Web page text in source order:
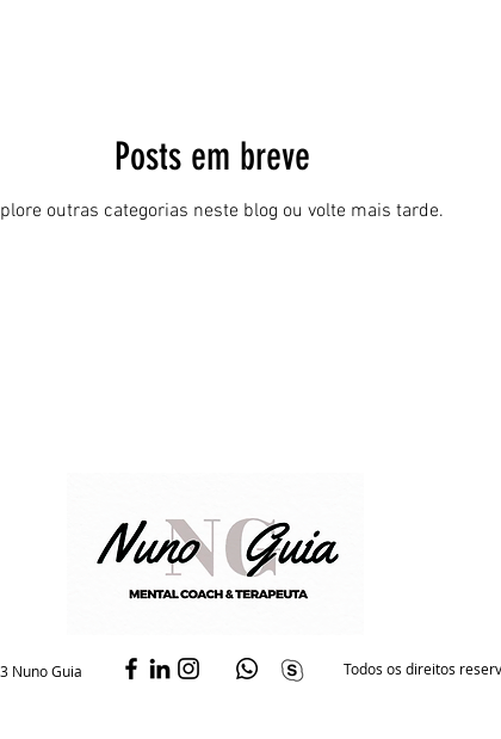
Posts em breve
outras categorias neste blog ou volte mais tarde.
Nuno Guia Todos os direitos